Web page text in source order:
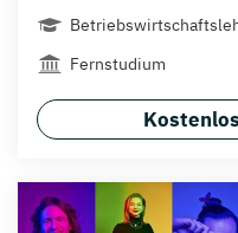
Fernstudium